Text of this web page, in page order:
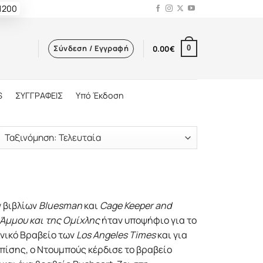
Σύνδεση / Εγγραφή 0.00€ 0
ΣΥΓΓΡΑΦΕΙΣ Υπό Έκδοση
Bluesmanκαι Cage Keeper and
και της Ομίχληςήταν υποψήφιο για το
Βραβείο τωνLos Angeles Timesκαι για
ο Ντουμπούς κέρδισε το βραβείο